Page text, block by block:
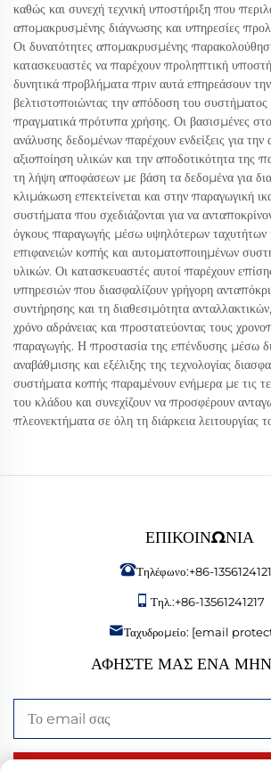
καθώς και συνεχή τεχνική υποστήριξη που
απομακρυσμένης διάγνωσης και υπηρεσίες
Οι δυνατότητες απομακρυσμένης
κατασκευαστές να παρέχουν προληπτική
δυνητικά προβλήματα πριν αυτά επηρεάσουν
βελτιστοποιώντας την απόδοση του
πραγματικά πρότυπα χρήσης. Οι βασισμένες
ανάλυσης δεδομένων παρέχουν ενδείξεις για
αξιοποίηση υλικών και την αποδοτικότητα της
τη λήψη αποφάσεων με βάση τα δεδομένα για
κλιμάκωση επεκτείνεται και στην παραγωγική
συστήματα που σχεδιάζονται για να
όγκους παραγωγής μέσω υψηλότερων
επιφανειών κοπής και αυτοματοποιημένων
υλικών. Οι κατασκευαστές αυτοί παρέχουν
υπηρεσιών που διασφαλίζουν γρήγορη
συντήρησης και τη διαθεσιμότητα
χρόνο αδράνειας και προστατεύοντας τους
παραγωγής. Η προστασία της επένδυσης μέσω
αναβάθμισης και εξέλιξης της τεχνολογίας
συστήματα κοπής παραμένουν ενήμερα με τις
του κλάδου και συνεχίζουν να προσφέρουν
πλεονεκτήματα σε όλη τη διάρκεια λειτουργίας
ΕΠΙΚΟΙΝΩΝΊΑ
Τηλέφωνο:+86-
Τηλ.:+86-13561241217
Ταχυδρομείο: [email
ΑΦΉΣΤΕ ΜΑΣ ΈΝΑ